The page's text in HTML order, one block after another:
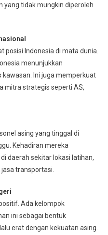
yang tidak mungkin diperoleh
posisi Indonesia di mata dunia.
menunjukkan
Ini juga memperkuat
mitra strategis seperti AS,
asing yang tinggal di
Kehadiran mereka
daerah sekitar lokasi latihan,
transportasi.
Ada kelompok
ini sebagai bentuk
erat dengan kekuatan asing.